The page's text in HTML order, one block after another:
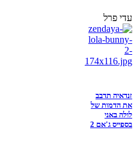
עדי פרל
זנדאיה תדבב
את הדמות של
לולה באני
בספייס ג'אם 2